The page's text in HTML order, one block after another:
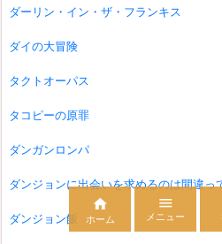
ダーリン・イン・ザ・フランキス
ダイの大冒険
タクトオーパス
タコピーの原罪
ダンガンロンパ
ダンジョンに出会いを求めるのは間違っ
ダンジョン飯

ホーム

メニュー